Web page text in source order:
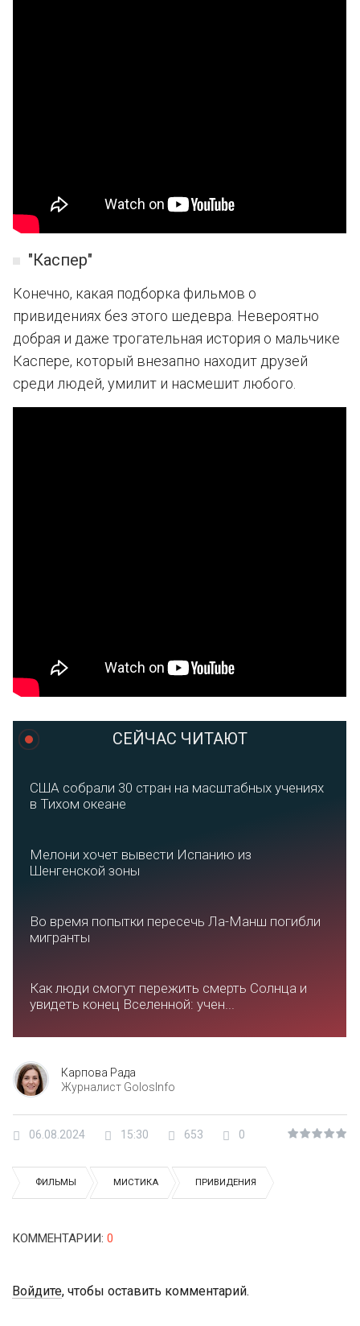
"Каспер"
Конечно, какая подборка фильмов о
привидениях без этого шедевра. Невероятно
добрая и даже трогательная история о мальчике
Каспере, который внезапно находит друзей
среди людей, умилит и насмешит любого.
СЕЙЧАС ЧИТАЮТ
США собрали 30 стран на масштабных учениях
в Тихом океане
Мелони хочет вывести Испанию из
Шенгенской зоны
Во время попытки пересечь Ла-Манш погибли
мигранты
Как люди смогут пережить смерть Солнца и
увидеть конец Вселенной: учен...
Карпова Рада
Журналист GolosInfo
06.08.2024 15:30 653 0
ФИЛЬМЫ МИСТИКА ПРИВИДЕНИЯ
КОММЕНТАРИИ: 0
Войдите, чтобы оставить комментарий.